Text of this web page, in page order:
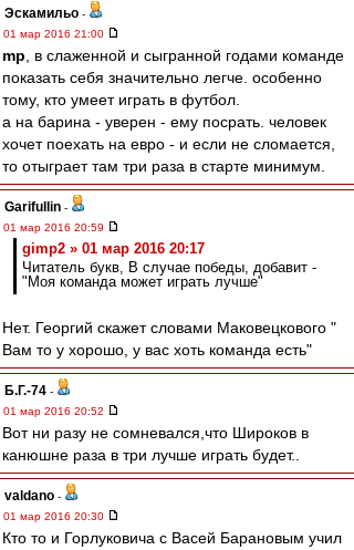
Эскамильо -
01 мар 2016 21:00
mp , в слаженной и сыгранной годами команде
показать себя значительно легче. особенно
тому, кто умеет играть в футбол.
а на барина - уверен - ему посрать. человек
хочет поехать на евро - и если не сломается,
то отыграет там три раза в старте минимум.
Garifullin -
01 мар 2016 20:59
gimp2 » 01 мар 2016 20:17
Читатель букв, В случае победы, добавит -
"Моя команда может играть лучше"
Нет. Георгий скажет словами Маковецкового "
Вам то у хорошо, у вас хоть команда есть"
Б.Г.-74 -
01 мар 2016 20:52
Вот ни разу не сомневался,что Широков в
канюшне раза в три лучше играть будет..
valdano -
01 мар 2016 20:30
Кто то и Горлуковича с Васей Барановым учил